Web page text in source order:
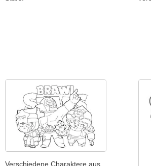
Verschiedene Charaktere aus